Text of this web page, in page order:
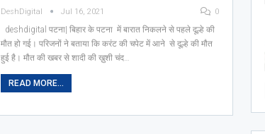
DeshDigital Jul 16, 2021 0
deshdigital पटना| बिहार के पटना में बारात निकलने से पहले दूल्हे की
मौत हो गई। परिजनों ने बताया कि करंट की चपेट में आने से दूल्हे की मौत
हुई है। मौत की खबर से शादी की ख़ुशी चंद…
READ MORE...